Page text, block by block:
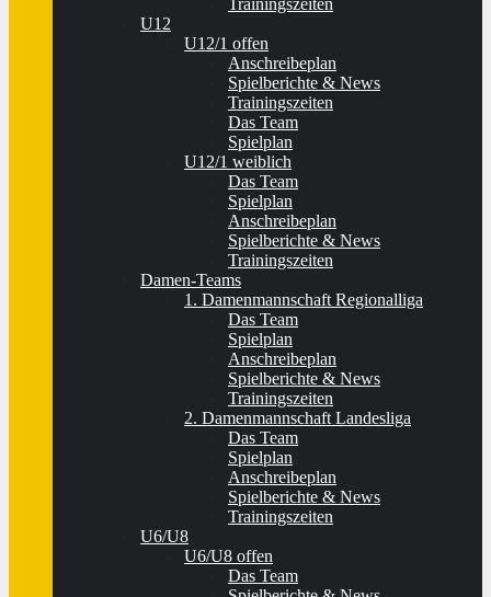
Trainingszeiten
U12
U12/1 offen
Anschreibeplan
Spielberichte & News
Trainingszeiten
Das Team
Spielplan
U12/1 weiblich
Das Team
Spielplan
Anschreibeplan
Spielberichte & News
Trainingszeiten
Damen-Teams
1. Damenmannschaft Regionalliga
Das Team
Spielplan
Anschreibeplan
Spielberichte & News
Trainingszeiten
2. Damenmannschaft Landesliga
Das Team
Spielplan
Anschreibeplan
Spielberichte & News
Trainingszeiten
U6/U8
U6/U8 offen
Das Team